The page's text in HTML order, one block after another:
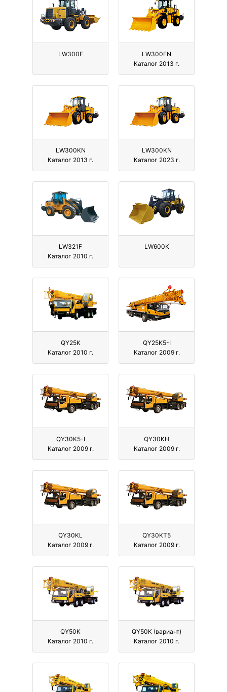
LW300F
LW300FN
Каталог 2013 г.
LW300KN
Каталог 2013 г.
LW300KN
Каталог 2023 г.
LW321F
Каталог 2010 г.
LW600K
QY25K
Каталог 2010 г.
QY25K5-I
Каталог 2009 г.
QY30K5-I
Каталог 2009 г.
QY30KH
Каталог 2009 г.
QY30KL
Каталог 2009 г.
QY30KT5
Каталог 2009 г.
QY50K
Каталог 2010 г.
QY50K (вариант)
Каталог 2010 г.